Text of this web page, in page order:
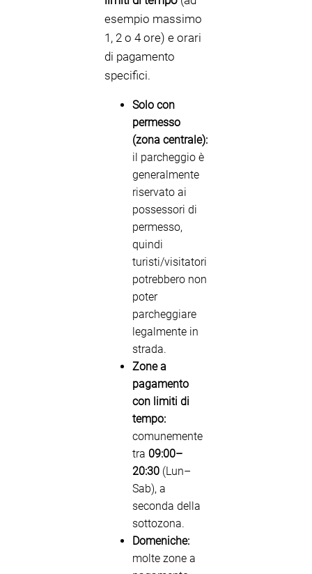
esempio massimo
1, 2 o 4 ore) e orari
di pagamento
specifici.
Solo con
permesso
(zona centrale):
il parcheggio è
generalmente
riservato ai
possessori di
permesso,
quindi
turisti/visitatori
potrebbero non
poter
parcheggiare
legalmente in
strada.
Zone a
pagamento
con limiti di
tempo:
comunemente
tra 09:00–
20:30 (Lun–
Sab), a
seconda della
sottozona.
Domeniche:
molte zone a